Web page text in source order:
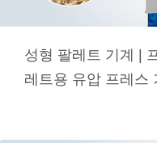
성형 팔레트 기계 |
레트용 유압 프레스